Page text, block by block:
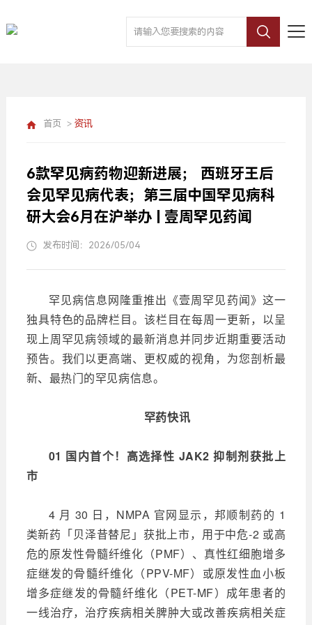
首页 > 资讯
6款罕见病药物迎新进展； 西班牙王后
会见罕见病代表；第三届中国罕见病科
研大会6月在沪举办 | 壹周罕见药闻
发布时间：2026/05/04
罕见病信息网隆重推出《壹周罕见药闻》这一
独具特色的品牌栏目。该栏目在每周一更新，以呈
现上周罕见病领域的最新消息并同步近期重要活动
预告。我们以更高端、更权威的视角，为您剖析最
新、最热门的罕见病信息。
罕药快讯
01 国内首个！高选择性 JAK2 抑制剂获批上
市
4 月 30 日，NMPA 官网显示，邦顺制药的 1
类新药「贝泽昔替尼」获批上市，用于中危-2 或高
危的原发性骨髓纤维化（PMF）、真性红细胞增多
症继发的骨髓纤维化（PPV-MF）或原发性血小板
增多症继发的骨髓纤维化（PET-MF）成年患者的
一线治疗，治疗疾病相关脾肿大或改善疾病相关症